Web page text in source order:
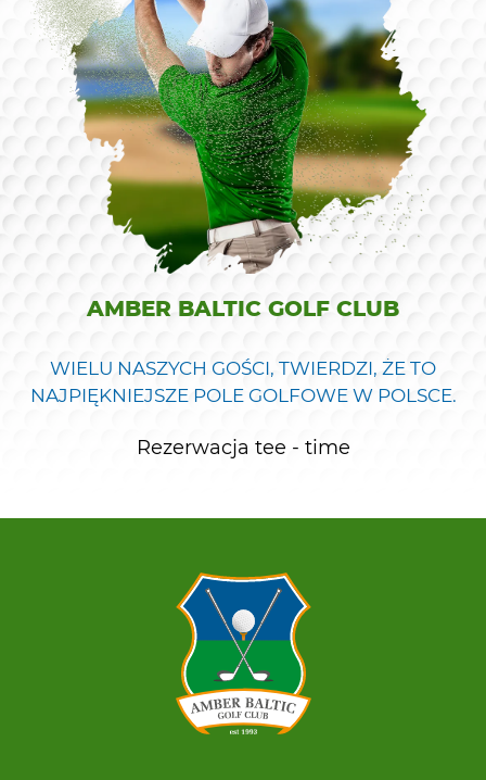
AMBER BALTIC GOLF CLUB
WIELU NASZYCH GOŚCI, TWIERDZI, ŻE TO
NAJPIĘKNIEJSZE POLE GOLFOWE W POLSCE.
Rezerwacja tee - time